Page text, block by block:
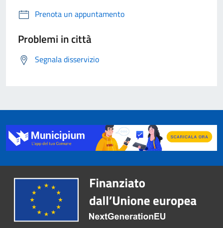
Prenota un appuntamento
Problemi in città
Segnala disservizio